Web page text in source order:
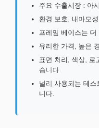
주요 수출시장 : 아
환경 보호, 내마모
프레임 베이스는 더
유리한 가격, 높은
표면 처리, 색상, 로
습니다.
널리 사용되는 테
니다.